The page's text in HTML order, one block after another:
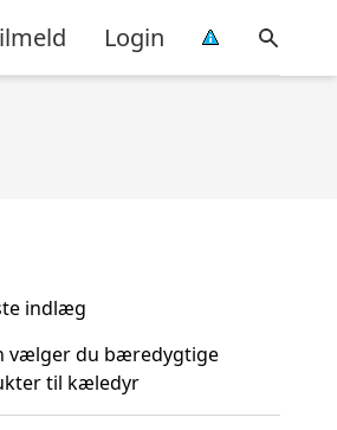
Login
indlæg
vælger du bæredygtige
til kæledyr